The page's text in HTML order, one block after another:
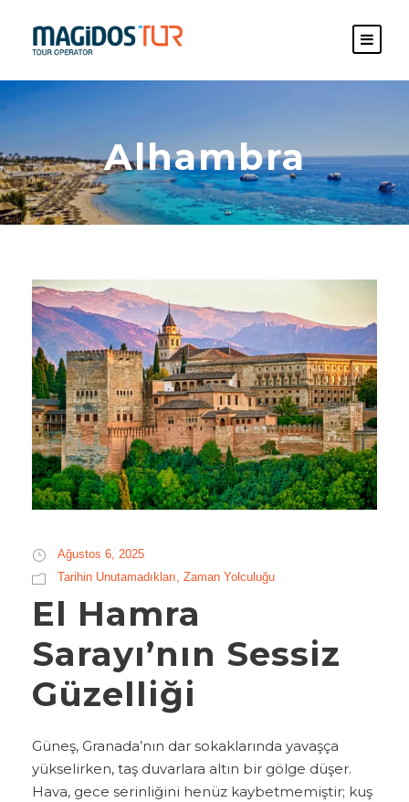
Alhambra
Ağustos 6, 2025
Tarihin Unutamadıkları, Zaman Yolculuğu
El Hamra
Sarayı’nın Sessiz
Güzelliği
Güneş, Granada’nın dar sokaklarında yavaşça
yükselirken, taş duvarlara altın bir gölge düşer.
Hava, gece serinliğini henüz kaybetmemiştir; kuş